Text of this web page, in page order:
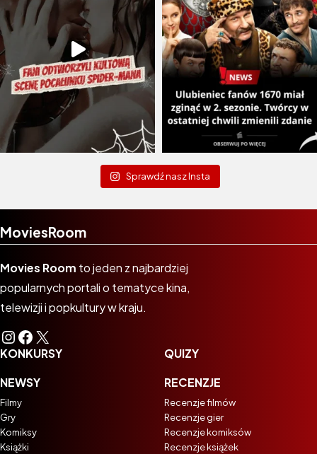
Sprawdź nasz Insta
MoviesRoom
Movies Room to jeden z najbardziej
popularnych portali o tematyce kina,
telewizji i popkultury w kraju.
Instagram
Facebook
X
KONKURSY
NEWSY
Filmy
Gry
Komiksy
Książki
QUIZY
RECENZJE
Recenzje filmów
Recenzje gier
Recenzje komiksów
Recenzje książek